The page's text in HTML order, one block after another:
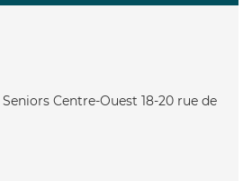
Centre-Ouest 18-20 rue de